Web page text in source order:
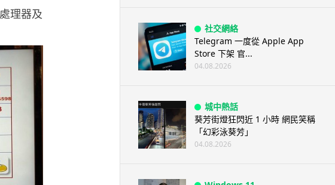
理器及
社交網絡
Telegram 一度從 Apple App
Store 下架 官...
04.08.2026
城中熱話
葵芳街燈狂閃近 1 小時 網民笑稱
「幻彩泳葵芳」
04.08.2026